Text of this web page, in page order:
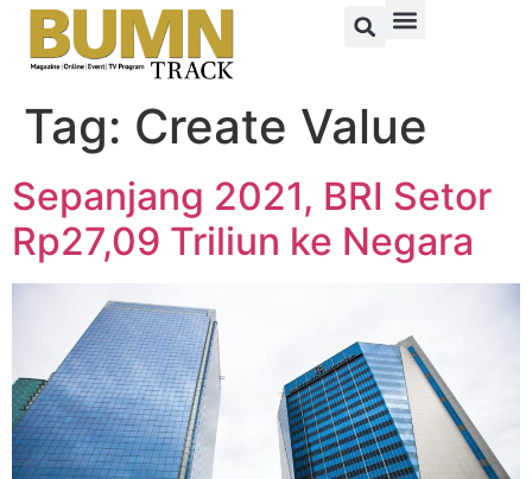
Tag: Create Value
Sepanjang 2021, BRI Setor
Rp27,09 Triliun ke Negara